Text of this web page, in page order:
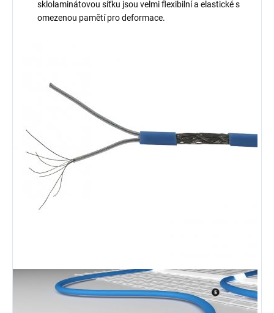
sklolaminátovou síťku jsou velmi flexibilní a elastické s
omezenou pamětí pro deformace.